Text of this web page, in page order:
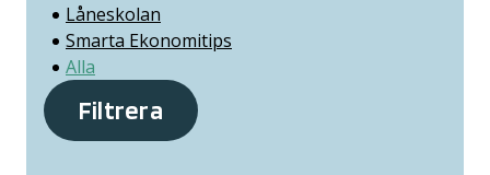
Låneskolan
Smarta Ekonomitips
Alla
Filtrera